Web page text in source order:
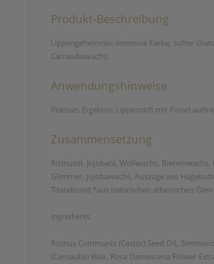
Produkt-Beschreibung
Lippengeheimnis: intensive Farbe, softer
Carnaubawachs.
Anwendungshinweise
Präzises Ergebnis: Lippenstift mit Pinsel
Zusammensetzung
Rizinusöl, Jojobaöl, Wollwachs,
Glimmer, Jojobawachs, Auszüge aus
Titandioxid.*aus natürlichen ätherischen Ölen
Ingredients
Ricinus Communis (Castor) Seed Oil,
(Carnauba) Wax, Rosa Damascena Flower